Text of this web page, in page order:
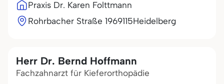
Praxis Dr. Karen Folttmann
Rohrbacher Straße 1969115Heidelberg
Herr Dr. Bernd Hoffmann
Fachzahnarzt für Kieferorthopädie